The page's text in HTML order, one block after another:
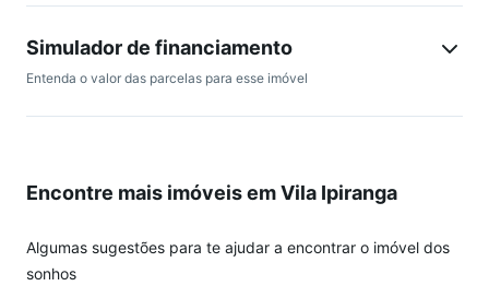
em Geral.
Simulador de financiamento
Entenda o valor das parcelas para esse imóvel
Encontre mais imóveis em Vila Ipiranga
Algumas sugestões para te ajudar a encontrar o imóvel dos
sonhos